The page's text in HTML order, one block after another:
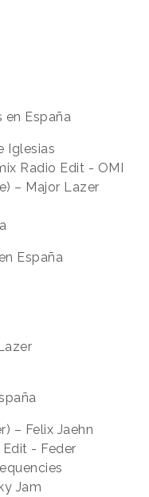
en España
Iglesias
Radio Edit - OMI
– Major Lazer
España
– Felix Jaehn
- Feder
Jam